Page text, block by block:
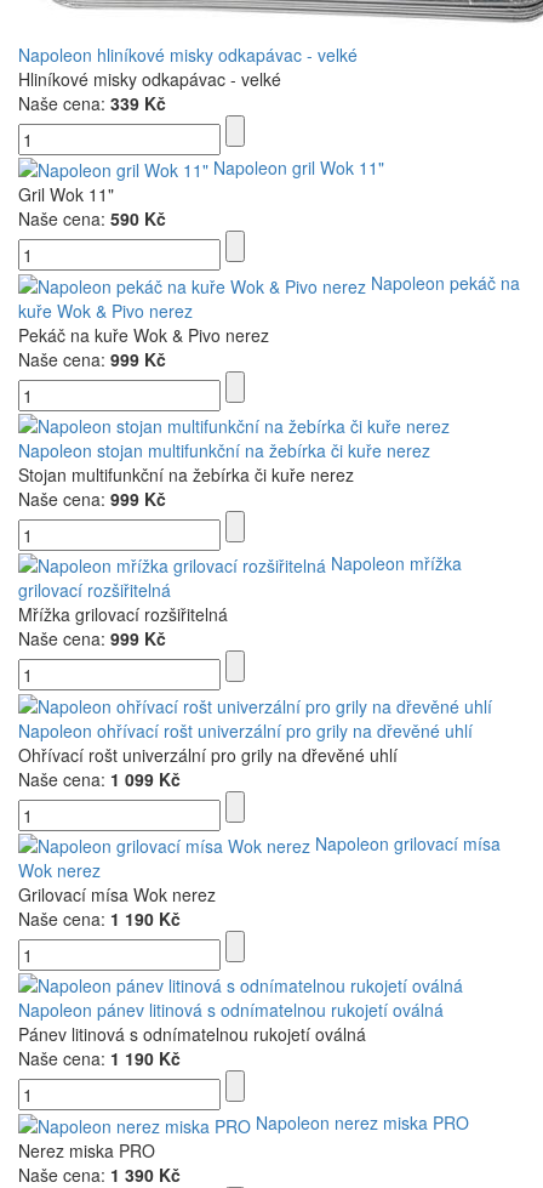
Napoleon hliníkové misky odkapávac - velké
Hliníkové misky odkapávac - velké
Naše cena: 339 Kč
Napoleon gril Wok 11"
Gril Wok 11"
Naše cena: 590 Kč
Napoleon pekáč na
kuře Wok & Pivo nerez
Pekáč na kuře Wok & Pivo nerez
Naše cena: 999 Kč
Napoleon stojan multifunkční na žebírka či kuře nerez
Stojan multifunkční na žebírka či kuře nerez
Naše cena: 999 Kč
Napoleon mřížka
grilovací rozšiřitelná
Mřížka grilovací rozšiřitelná
Naše cena: 999 Kč
Napoleon ohřívací rošt univerzální pro grily na dřevěné uhlí
Ohřívací rošt univerzální pro grily na dřevěné uhlí
Naše cena: 1 099 Kč
Napoleon grilovací mísa
Wok nerez
Grilovací mísa Wok nerez
Naše cena: 1 190 Kč
Napoleon pánev litinová s odnímatelnou rukojetí oválná
Pánev litinová s odnímatelnou rukojetí oválná
Naše cena: 1 190 Kč
Napoleon nerez miska PRO
Nerez miska PRO
Naše cena: 1 390 Kč